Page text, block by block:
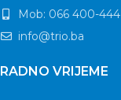
Mob: 066 400-444
info@trio.ba
RADNO VRIJEME